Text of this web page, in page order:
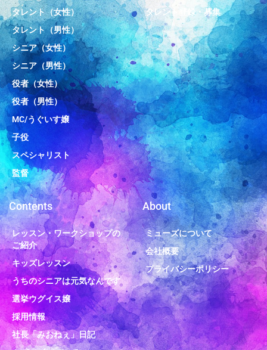
タレント（女性）
タレント（男性）
シニア（女性）
シニア（男性）
役者（女性）
役者（男性）
MC/うぐいす嬢
子役
スペシャリスト
監督
タレント登録・募集
Contents
レッスン・ワークショップの
ご紹介
キッズレッスン
うちのシニアは元気なんです
選挙ウグイス嬢
採用情報
社長「みおねぇ」日記
About
ミューズについて
会社概要
プライバシーポリシー